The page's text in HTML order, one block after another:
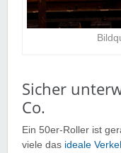
Sicher
Co.
Ein 50er-Roller ist
viele das ideale